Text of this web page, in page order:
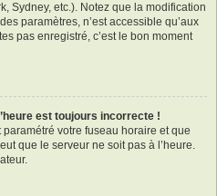
Sydney, etc.). Notez que la modification
paramètres, n’est accessible qu’aux
pas enregistré, c’est le bon moment
est toujours incorrecte !
votre fuseau horaire et que
que le serveur ne soit pas à l’heure.